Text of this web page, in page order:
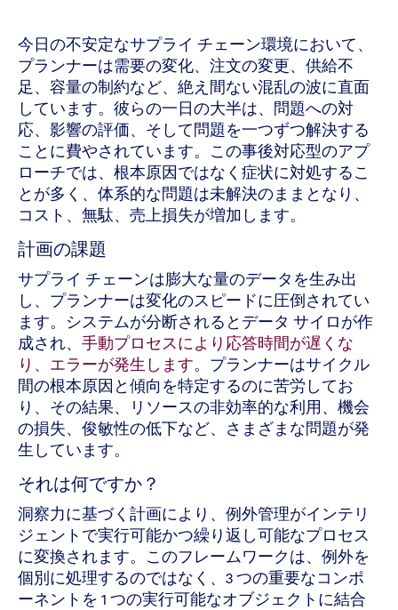
今日の不安定なサプライ チェーン環境において、
プランナーは需要の変化、注文の変更、供給不
足、容量の制約など、絶え間ない混乱の波に直面
しています。彼らの一日の大半は、問題への対
応、影響の評価、そして問題を一つずつ解決する
ことに費やされています。この事後対応型のアプ
ローチでは、根本原因ではなく症状に対処するこ
とが多く、体系的な問題は未解決のままとなり、
コスト、無駄、売上損失が増加します。
計画の課題
サプライ チェーンは膨大な量のデータを生み出
し、プランナーは変化のスピードに圧倒されてい
ます。システムが分断されるとデータ サイロが作
成され、 手動プロセスにより応答時間が遅くな
り、エラーが発生します。プランナーはサイクル
間の根本原因と傾向を特定するのに苦労してお
り、その結果、リソースの非効率的な利用、機会
の損失、俊敏性の低下など、さまざまな問題が発
生しています。
それは何ですか？
洞察力に基づく計画により、例外管理がインテリ
ジェントで実行可能かつ繰り返し可能なプロセス
に変換されます。このフレームワークは、例外を
個別に処理するのではなく、3 つの重要なコンポ
ーネントを 1 つの実行可能なオブジェクトに結合